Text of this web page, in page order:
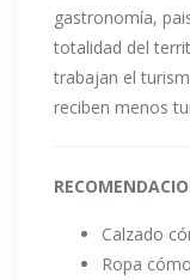
gastronomía,
totalidad del
trabajan el
reciben menos
Calzado
Ropa